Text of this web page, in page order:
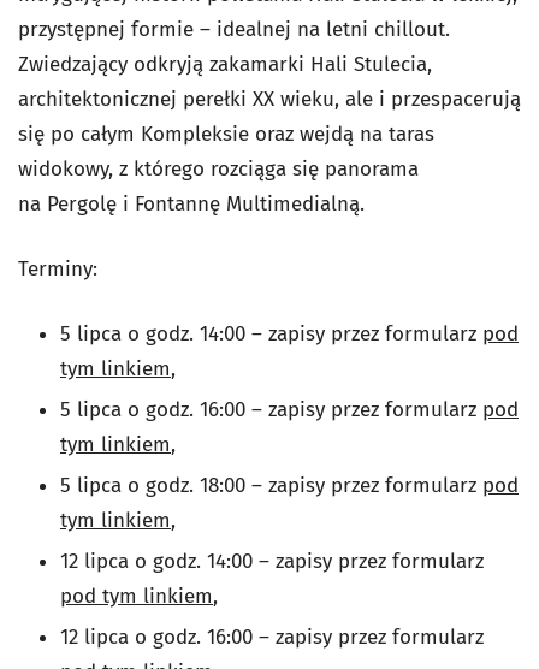
przystępnej formie – idealnej na letni chillout.
Zwiedzający odkryją zakamarki Hali Stulecia,
architektonicznej perełki XX wieku, ale i przespacerują
się po całym Kompleksie oraz wejdą na taras
widokowy, z którego rozciąga się panorama
na Pergolę i Fontannę Multimedialną.
Terminy:
5 lipca o godz. 14:00 – zapisy przez formularz pod
tym linkiem,
5 lipca o godz. 16:00 – zapisy przez formularz pod
tym linkiem,
5 lipca o godz. 18:00 – zapisy przez formularz pod
tym linkiem,
12 lipca o godz. 14:00 – zapisy przez formularz
pod tym linkiem,
12 lipca o godz. 16:00 – zapisy przez formularz